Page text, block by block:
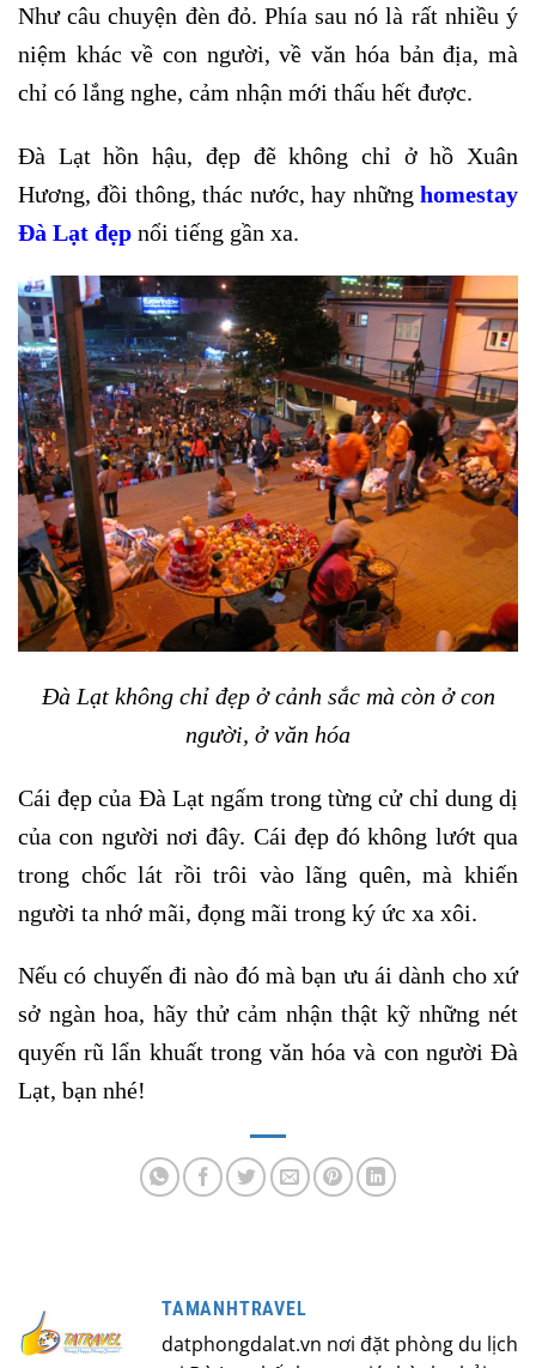
Như câu chuyện đèn đỏ. Phía sau nó là rất nhiều ý
niệm khác về con người, về văn hóa bản địa, mà
chỉ có lắng nghe, cảm nhận mới thấu hết được.
Đà Lạt hồn hậu, đẹp đẽ không chỉ ở hồ Xuân
Hương, đồi thông, thác nước, hay những homestay
Đà Lạt đẹp nổi tiếng gần xa.
Đà Lạt không chỉ đẹp ở cảnh sắc mà còn ở con
người, ở văn hóa
Cái đẹp của Đà Lạt ngấm trong từng cử chỉ dung dị
của con người nơi đây. Cái đẹp đó không lướt qua
trong chốc lát rồi trôi vào lãng quên, mà khiến
người ta nhớ mãi, đọng mãi trong ký ức xa xôi.
Nếu có chuyến đi nào đó mà bạn ưu ái dành cho xứ
sở ngàn hoa, hãy thử cảm nhận thật kỹ những nét
quyến rũ lẩn khuất trong văn hóa và con người Đà
Lạt, bạn nhé!
TAMANHTRAVEL
datphongdalat.vn nơi đặt phòng du lịch